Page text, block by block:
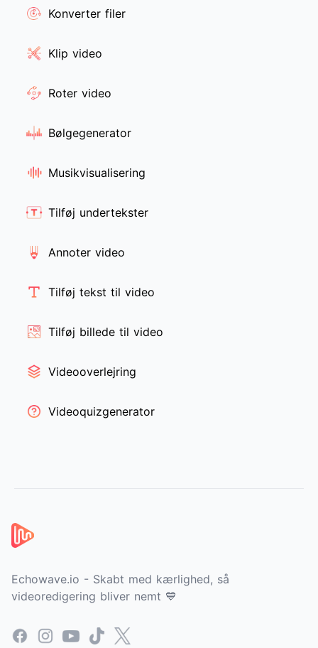
Konverter filer
Klip video
Roter video
Bølgegenerator
Musikvisualisering
Tilføj undertekster
Annoter video
Tilføj tekst til video
Tilføj billede til video
Videooverlejring
Videoquizgenerator
Echowave.io - Skabt med kærlighed, så
videoredigering bliver nemt 💙
Facebook
InstagramYouTubeTikTok
X